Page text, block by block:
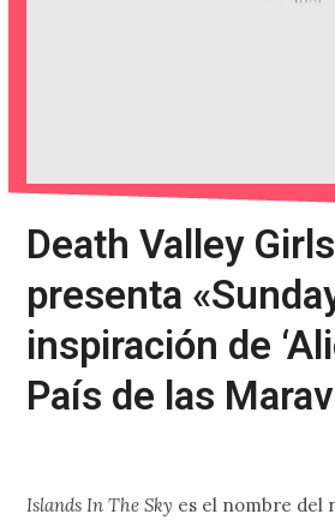
Death Valley
presenta
inspiración de
País de las
Islands In The Sky es el nombre del